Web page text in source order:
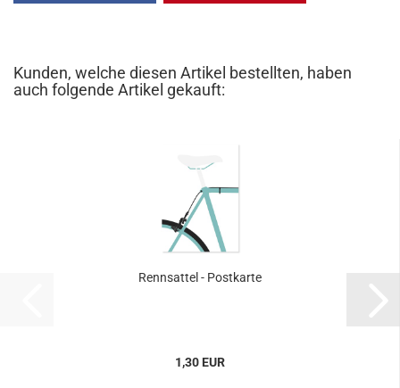
Kunden, welche diesen Artikel bestellten, haben
auch folgende Artikel gekauft:
Rennsattel - Postkarte
1,30 EUR